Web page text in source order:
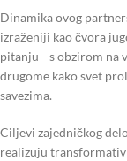
Dinamika ovog
izraženiji kao čvora
pitanju—s obzirom na
drugome kako svet
savezima.
Ciljevi zajedničkog
realizuju